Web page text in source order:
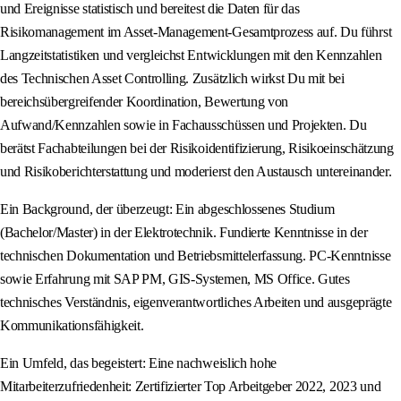
und Ereignisse statistisch und bereitest die Daten für das
Risikomanagement im Asset-Management-Gesamtprozess auf. Du führst
Langzeitstatistiken und vergleichst Entwicklungen mit den Kennzahlen
des Technischen Asset Controlling. Zusätzlich wirkst Du mit bei
bereichsübergreifender Koordination, Bewertung von
Aufwand/Kennzahlen sowie in Fachausschüssen und Projekten. Du
berätst Fachabteilungen bei der Risikoidentifizierung, Risikoeinschätzung
und Risikoberichterstattung und moderierst den Austausch untereinander.
Ein Background, der überzeugt: Ein abgeschlossenes Studium
(Bachelor/Master) in der Elektrotechnik. Fundierte Kenntnisse in der
technischen Dokumentation und Betriebsmittelerfassung. PC-Kenntnisse
sowie Erfahrung mit SAP PM, GIS-Systemen, MS Office. Gutes
technisches Verständnis, eigenverantwortliches Arbeiten und ausgeprägte
Kommunikationsfähigkeit.
Ein Umfeld, das begeistert: Eine nachweislich hohe
Mitarbeiterzufriedenheit: Zertifizierter Top Arbeitgeber 2022, 2023 und